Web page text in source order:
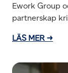
Ework Group
partnerskap
LÄS MER →